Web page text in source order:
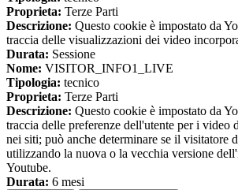
Proprieta: Terze Parti
Descrizione: Questo cookie è impostato da
traccia delle visualizzazioni dei video
Durata: Sessione
Nome: VISITOR_INFO1_LIVE
Tipologia: tecnico
Proprieta: Terze Parti
Descrizione: Questo cookie è impostato da
traccia delle preferenze dell'utente per i video
nei siti; può anche determinare se il visitatore
utilizzando la nuova o la vecchia versione
Youtube.
Durata: 6 mesi